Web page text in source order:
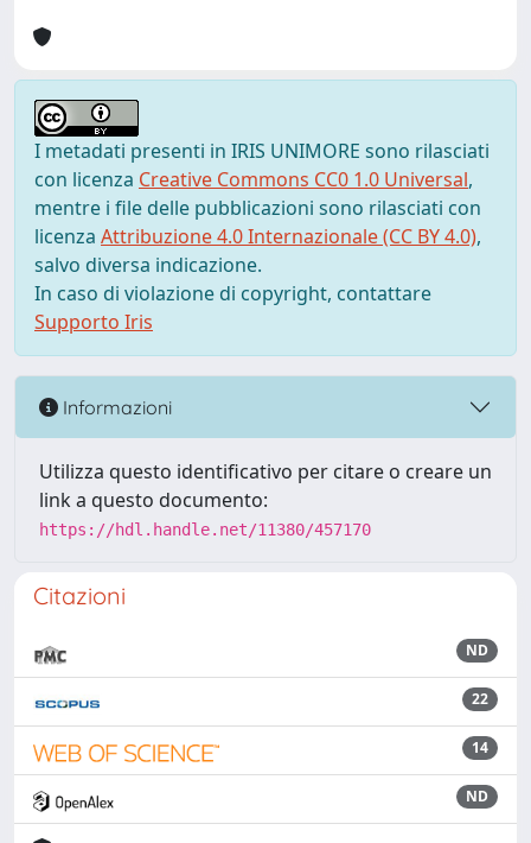
I metadati presenti in IRIS UNIMORE sono rilasciati
con licenza Creative Commons CC0 1.0 Universal,
mentre i file delle pubblicazioni sono rilasciati con
licenza Attribuzione 4.0 Internazionale (CC BY 4.0),
salvo diversa indicazione.
In caso di violazione di copyright, contattare
Supporto Iris
Informazioni
Utilizza questo identificativo per citare o creare un
link a questo documento:
https://hdl.handle.net/11380/457170
Citazioni
ND
22
14
ND